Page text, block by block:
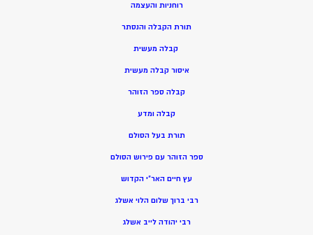
רוחניות והעצמה
תורת הקבלה והנסתר
קבלה מעשית
איסור קבלה מעשית
קבלה ספר הזוהר
קבלה ומדע
תורת בעל הסולם
ספר הזוהר עם פירוש הסולם
עץ חיים האר”י הקדוש
רבי ברוך שלום הלוי אשלג
רבי יהודה לייב אשלג